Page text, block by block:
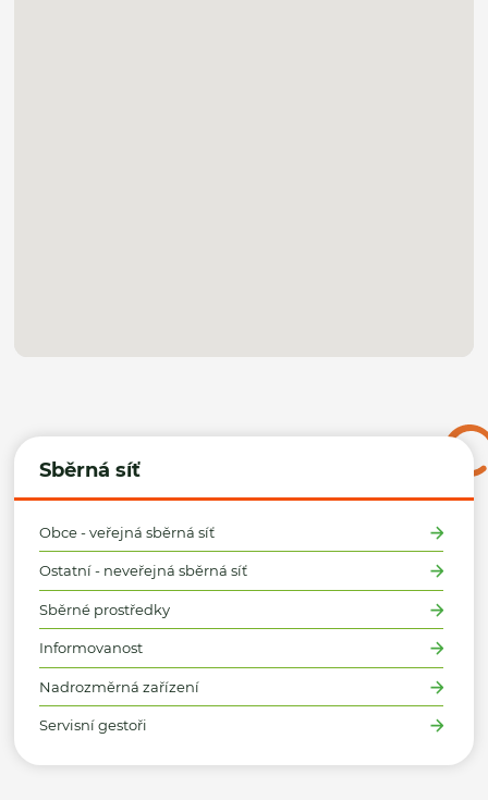
Sběrná síť
Obce - veřejná sběrná síť
Ostatní - neveřejná sběrná síť
Sběrné prostředky
Informovanost
Nadrozměrná zařízení
Servisní gestoři